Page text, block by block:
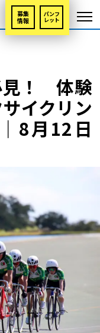
募集
情報
パンフ
レット
見！ 体験
イクリン
8月12日